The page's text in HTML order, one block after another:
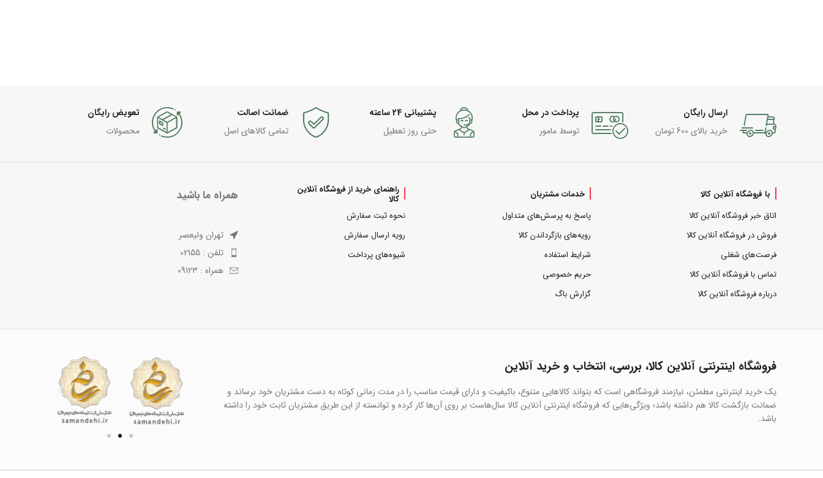
ارسال رایگان
خرید بالای 600 تومان
پرداخت در محل
توسط مامور
پشتیبانی 24 ساعته
حتی روز تعطیل
ضمانت اصالت
تمامی کالاهای اصل
تعویض رایگان
محصولات
با فروشگاه آنلاین کالا
اتاق خبر فروشگاه آنلاین کالا
فروش در فروشگاه آنلاین کالا
فرصت‌های شغلی
تماس با فروشگاه آنلاین کالا
درباره فروشگاه آنلاین کالا
خدمات مشتریان
پاسخ به پرسش‌های متداول
رویه‌های بازگرداندن کالا
شرایط استفاده
حریم خصوصی
گزارش باگ
راهنمای خرید از فروشگاه آنلاین
کالا
نحوه ثبت سفارش
رویه ارسال سفارش
شیوه‌های پرداخت
همراه ما باشید
تهران ولیعصر
تلفن : 02155
همراه : 09123
فروشگاه اینترنتی آنلاین کالا، بررسی، انتخاب و خرید آنلاین
یک خرید اینترنتی مطمئن، نیازمند فروشگاهی است که بتواند کالاهایی متنوع، باکیفیت و دارای قیمت مناسب را در مدت زمانی کوتاه به دست مشتریان خود برساند و
ضمانت بازگشت کالا هم داشته باشد؛ ویژگی‌هایی که فروشگاه اینترنتی آنلاین کالا سال‌هاست بر روی آن‌ها کار کرده و توانسته از این طریق مشتریان ثابت خود را داشته
باشد.